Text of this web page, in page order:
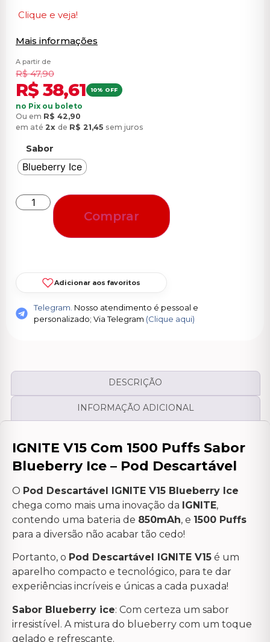
Clique e veja!
Mais informações
A partir de
R$47,90
R$38,61 10% OFF
no Pix ou boleto
Ou em R$ 42,90
em até 2x de R$ 21,45 sem juros
Sabor
Blueberry Ice
Comprar
Adicionar aos favoritos
Telegram. Nosso atendimento é pessoal e
personalizado; Via Telegram (Clique aqui)
DESCRIÇÃO
INFORMAÇÃO ADICIONAL
IGNITE V15 Com 1500 Puffs Sabor
Blueberry Ice – Pod Descartável
O Pod Descartável IGNITE V15 Blueberry Ice
chega como mais uma inovação da IGNITE,
contendo uma bateria de 850mAh, e 1500 Puffs
para a diversão não acabar tão cedo!
Portanto, o Pod Descartável IGNITE V15 é um
aparelho compacto e tecnológico, para te dar
experiências incríveis e únicas a cada puxada!
Sabor Blueberry ice: Com certeza um sabor
irresistível. A mistura do blueberry com um toque
gelado e refrescante.